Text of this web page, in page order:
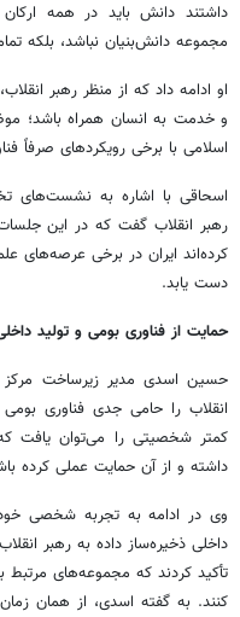
داشتند دانش باید در همه
مجموعه دانش‌بنیان نباشد، بلکه
او ادامه داد که از منظر رهبر
و خدمت به انسان همراه باشد؛
اسلامی با برخی رویکردهای صرفاً
اسحاقی با اشاره به نشست‌های
رهبر انقلاب گفت که در این
کرده‌اند ایران در برخی عرصه‌های
دست یابد.
حمایت از فناوری بومی و تولید
حسین اسدی مدیر زیرساخت
انقلاب را حامی جدی فناوری
کمتر شخصیتی را می‌توان یافت که
داشته و از آن حمایت عملی کرده
وی در ادامه به تجربه شخصی
داخلی ذخیره‌ساز داده به رهبر
تأکید کردند که مجموعه‌های
کنند. به گفته اسدی، از همان